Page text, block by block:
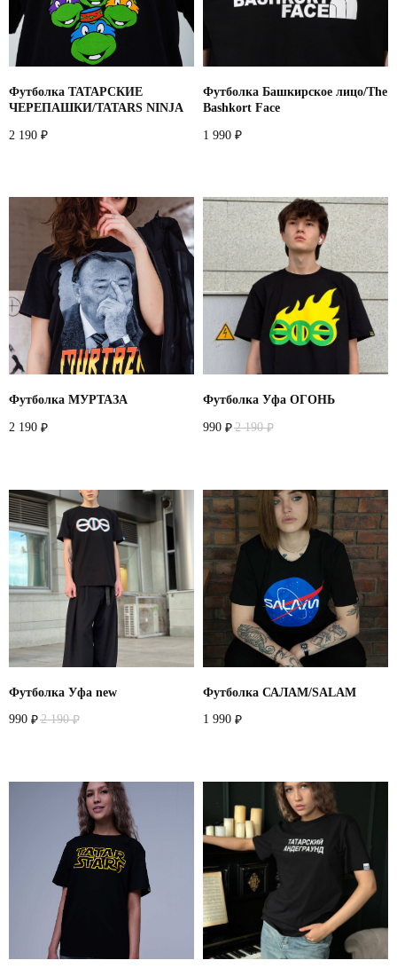
Футболка ТАТАРСКИЕ
ЧЕРЕПАШКИ/TATARS NINJA
2 190 ₽
Футболка Башкирское лицо/The
Bashkort Face
1 990 ₽
Футболка МУРТАЗА
2 190 ₽
Футболка Уфа ОГОНЬ
990 ₽ 2 190 ₽
Футболка Уфа new
990 ₽ 2 190 ₽
Футболка САЛАМ/SALAM
1 990 ₽
2026 разработано вwebius.pro
*запрещено на территории РФ
Youtube
Whatsapp
Telegram